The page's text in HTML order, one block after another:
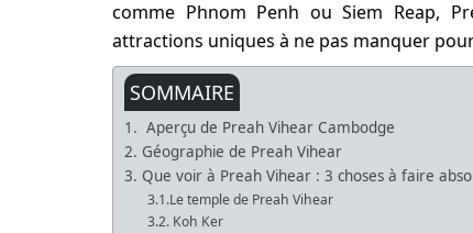
comme Phnom Penh ou Siem Reap,
attractions uniques à ne pas manquer
SOMMAIRE
1. Aperçu de Preah Vihear Cambodge
2. Géographie de Preah Vihear
3. Que voir à Preah Vihear : 3 choses à faire
3.1.Le temple de Preah Vihear
3.2. Koh Ker